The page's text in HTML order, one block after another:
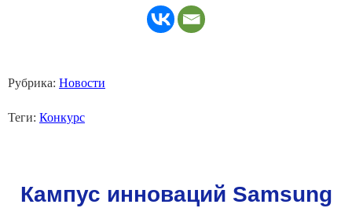
Рубрика: Новости
Теги: Конкурс
Кампус инноваций Samsung